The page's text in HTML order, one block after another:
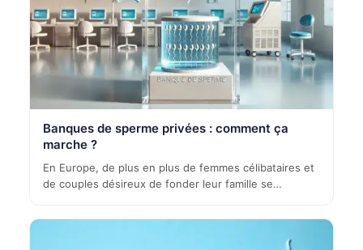
Banques de sperme privées : comment ça
marche ?
En Europe, de plus en plus de femmes célibataires et
de couples désireux de fonder leur famille se…